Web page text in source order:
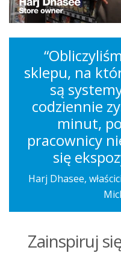
sklepu, na
są
codziennie
minut,
pracownicy
się
Harj Dhasee,
Zainspiruj